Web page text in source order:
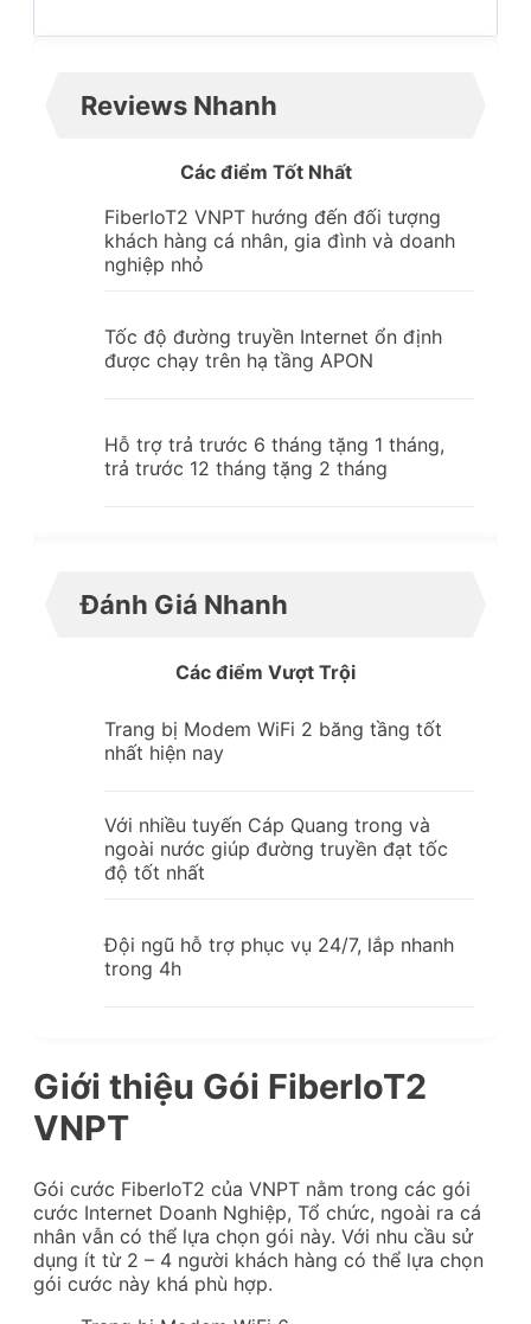
Reviews Nhanh
Các điểm Tốt Nhất
FiberIoT2 VNPT hướng đến đối tượng
khách hàng cá nhân, gia đình và doanh
nghiệp nhỏ
Tốc độ đường truyền Internet ổn định
được chạy trên hạ tầng APON
Hỗ trợ trả trước 6 tháng tặng 1 tháng,
trả trước 12 tháng tặng 2 tháng
Đánh Giá Nhanh
Các điểm Vượt Trội
Trang bị Modem WiFi 2 băng tầng tốt
nhất hiện nay
Với nhiều tuyến Cáp Quang trong và
ngoài nước giúp đường truyền đạt tốc
độ tốt nhất
Đội ngũ hỗ trợ phục vụ 24/7, lắp nhanh
trong 4h
Giới thiệu Gói FiberIoT2
VNPT
Gói cước FiberIoT2 của VNPT nằm trong các gói
cước Internet Doanh Nghiệp, Tổ chức, ngoài ra cá
nhân vẫn có thể lựa chọn gói này. Với nhu cầu sử
dụng ít từ 2 – 4 người khách hàng có thể lựa chọn
gói cước này khá phù hợp.